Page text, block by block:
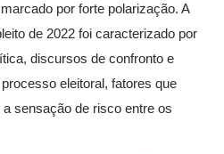
por forte polarização. A
de 2022 foi caracterizado por
discursos de confronto e
eleitoral, fatores que
sensação de risco entre os